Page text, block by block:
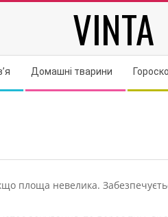
VINTA
Домашні тварини
площа невелика.